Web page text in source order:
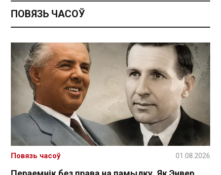
ПОВЯЗЬ ЧАСОЎ
Повязь часоў 01.08.2026